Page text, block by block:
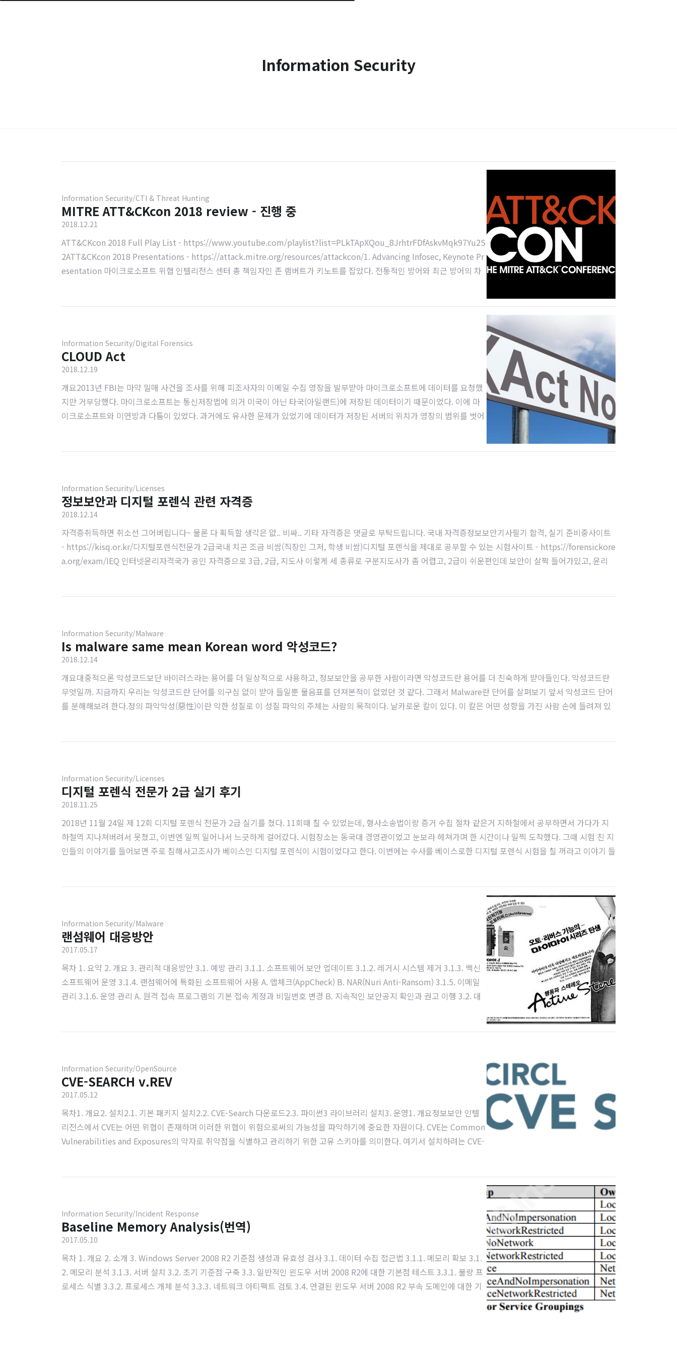
Information Security
Information Security/CTI & Threat Hunting
MITRE ATT&CKcon 2018 review - 진행 중
2018.12.21
ATT&CKcon 2018 Full Play List - https://www.youtube.com/playlist?list=PLkTApXQou_8JrhtrFDfAskvMqk97Yu2S
2ATT&CKcon 2018 Presentations - https://attack.mitre.org/resources/attackcon/1. Advancing Infosec, Keynote Pr
esentation 마이크로소프트 위협 인텔리전스 센터 총 책임자인 존 램버트가 키노트를 잡았다. 전통적인 방어와 최근 방어의 차
Information Security/Digital Forensics
CLOUD Act
2018.12.19
개요2013년 FBI는 마약 밀매 사건을 조사를 위해 피조사자의 이메일 수집 영장을 발부받아 마이크로소프트에 데이터를 요청했
지만 거부당했다. 마이크로소프트는 통신저장법에 의거 미국이 아닌 타국(아일랜드)에 저장된 데이터이기 때문이었다. 이에 마
이크로소프트와 미연방과 다툼이 있었다. 과거에도 유사한 문제가 있었기에 데이터가 저장된 서버의 위치가 영장의 범위를 벗어
Information Security/Licenses
정보보안과 디지털 포렌식 관련 자격증
2018.12.14
자격증취득하면 취소선 그어버립니다~ 물론 다 획득할 생각은 없.. 비싸.. 기타 자격증은 댓글로 부탁드립니다. 국내 자격증정보보안기사필기 합격, 실기 준비중사이트
- https://kisq.or.kr/디지털포렌식전문가 2급국내 치곤 조금 비쌈(직장인 그저, 학생 비쌈)디지털 포렌식을 제대로 공부할 수 있는 시험사이트 - https://forensickore
a.org/exam/IEQ 인터넷윤리자격국가 공인 자격증으로 3급, 2급, 지도사 이렇게 세 종류로 구분지도사가 좀 어렵고, 2급이 쉬운편인데 보안이 살짝 들어가있고, 윤리
Information Security/Malware
Is malware same mean Korean word 악성코드?
2018.12.14
개요대중적으론 악성코드보단 바이러스라는 용어를 더 일상적으로 사용하고, 정보보안을 공부한 사람이라면 악성코드란 용어를 더 친숙하게 받아들인다. 악성코드란
무엇일까. 지금까지 우리는 악성코드란 단어를 의구심 없이 받아 들일뿐 물음표를 던져본적이 없었던 것 같다. 그래서 Malware란 단어를 살펴보기 앞서 악성코드 단어
를 분해해보려 한다.정의 파악악성(惡性)이란 악한 성질로 이 성질 파악의 주체는 사람의 목적이다. 날카로운 칼이 있다. 이 칼은 어떤 성향을 가진 사람 손에 들려져 있
Information Security/Licenses
디지털 포렌식 전문가 2급 실기 후기
2018.11.25
2018년 11월 24일 제 12회 디지털 포렌식 전문가 2급 실기를 쳤다. 11회때 칠 수 있었는데, 형사소송법이랑 증거 수집 절차 같은거 지하철에서 공부하면서 가다가 지
하철역 지나쳐버려서 못쳤고, 이번엔 일찍 일어나서 느긋하게 걸어갔다. 시험장소는 동국대 경영관이었고 눈보라 헤쳐가며 한 시간이나 일찍 도착했다. 그때 시험 친 지
인들의 이야기를 들어보면 주로 침해사고조사가 베이스인 디지털 포렌식이 시험이었다고 한다. 이번에는 수사를 베이스로한 디지털 포렌식 시험을 칠 꺼라고 이야기 들
Information Security/Malware
랜섬웨어 대응방안
2017.05.17
목차 1. 요약 2. 개요 3. 관리적 대응방안 3.1. 예방 관리 3.1.1. 소프트웨어 보안 업데이트 3.1.2. 레거시 시스템 제거 3.1.3. 백신
소프트웨어 운영 3.1.4. 랜섬웨어에 특화된 소프트웨어 사용 A. 앱체크(AppCheck) B. NAR(Nuri Anti-Ransom) 3.1.5. 이메일
관리 3.1.6. 운영 관리 A. 원격 접속 프로그램의 기본 접속 계정과 비밀번호 변경 B. 지속적인 보안공지 확인과 권고 이행 3.2. 대
Information Security/OpenSource
CVE-SEARCH v.REV
2017.05.12
목차1. 개요2. 설치2.1. 기본 패키지 설치2.2. CVE-Search 다운로드2.3. 파이썬3 라이브러리 설치3. 운영1. 개요정보보안 인텔
리전스에서 CVE는 어떤 위협이 존재하며 이러한 위협이 위험으로써의 가능성을 파악하기에 중요한 자원이다. CVE는 Common
Vulnerabilities and Exposures의 약자로 취약점을 식별하고 관리하기 위한 고유 스키마를 의미한다. 여기서 설치하려는 CVE-
Information Security/Incident Response
Baseline Memory Analysis(번역)
2017.05.10
목차 1. 개요 2. 소개 3. Windows Server 2008 R2 기준점 생성과 유효성 검사 3.1. 데이터 수집 접근법 3.1.1. 메모리 확보 3.1.
2. 메모리 분석 3.1.3. 서버 설치 3.2. 초기 기준점 구축 3.3. 일반적인 윈도우 서버 2008 R2에 대한 기본점 테스트 3.3.1. 불량 프
로세스 식별 3.3.2. 프로세스 개체 분석 3.3.3. 네트워크 아티팩트 검토 3.4. 연결된 윈도우 서버 2008 R2 부속 도메인에 대한 기